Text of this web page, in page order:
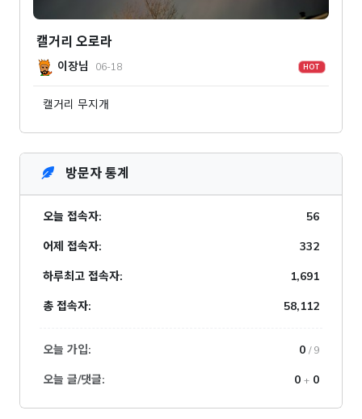
캘거리 오로라
이장님 06-18 HOT
캘거리 무지개
방문자 통계
오늘 접속자:
56
어제 접속자:
332
하루최고 접속자:
1,691
총 접속자:
58,112
오늘 가입: 0 / 9
오늘 글/댓글: 0 + 0